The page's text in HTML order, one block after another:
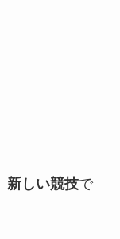
新しい競技で